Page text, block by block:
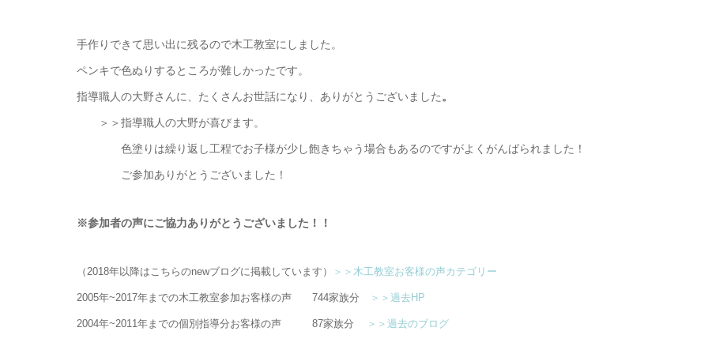
手作りできて思い出に残るので木工教室にしました。
ペンキで色ぬりするところが難しかったです。
指導職人の大野さんに、たくさんお世話になり、ありがとうございました。
＞＞指導職人の大野が喜びます。
色塗りは繰り返し工程でお子様が少し飽きちゃう場合もあるのですがよくがんばられました！
ご参加ありがとうございました！
※参加者の声にご協力ありがとうございました！！
（2018年以降はこちらのnewブログに掲載しています） ＞＞木工教室お客様の声カテゴリー
2005年~2017年までの木工教室参加お客様の声 744家族分 ＞＞過去HP
2004年~2011年までの個別指導分お客様の声 87家族分 ＞＞過去のブログ